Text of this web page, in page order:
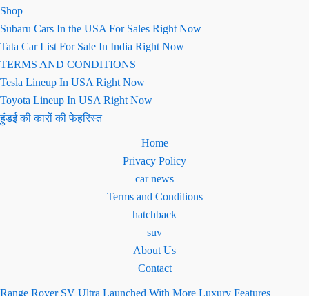
Shop
Subaru Cars In the USA For Sales Right Now
Tata Car List For Sale In India Right Now
TERMS AND CONDITIONS
Tesla Lineup In USA Right Now
Toyota Lineup In USA Right Now
हुंडई की कारों की फेहरिस्त
Home
Privacy Policy
car news
Terms and Conditions
hatchback
suv
About Us
Contact
Range Rover SV Ultra Launched With More Luxury Features